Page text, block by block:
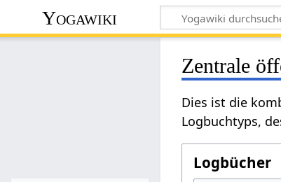
Yogawiki
Zentrale
Dies ist die
Logbuchtyps,
Logbücher